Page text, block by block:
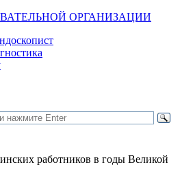
ОРГАНИЗАЦИИ
работников в годы Великой